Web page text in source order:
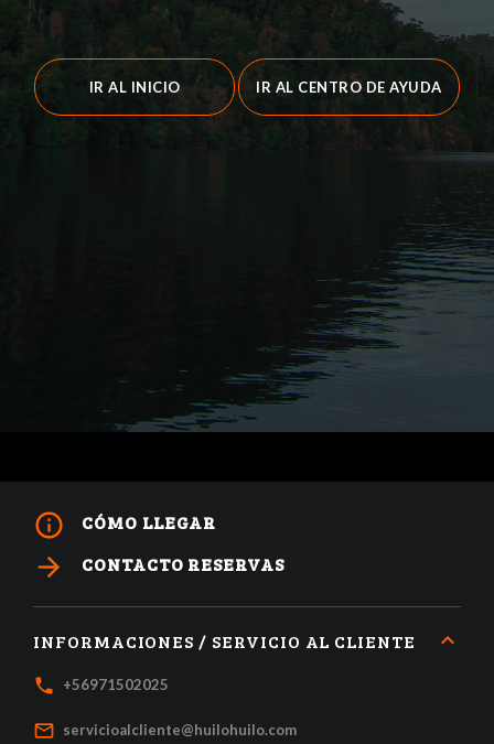
IR AL INICIO IR AL CENTRO DE AYUDA
info_outline CÓMO LLEGAR
arrow_forward CONTACTO RESERVAS
INFORMACIONES / SERVICIO AL CLIENTE
local_phone +56971502025
mail_outline servicioalcliente@huilohuilo.com